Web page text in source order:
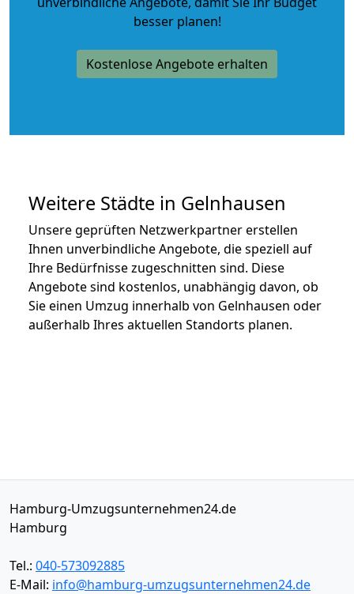
besser planen!
Kostenlose Angebote erhalten
Weitere Städte in Gelnhausen
Unsere geprüften Netzwerkpartner erstellen
Ihnen unverbindliche Angebote, die speziell auf
Ihre Bedürfnisse zugeschnitten sind. Diese
Angebote sind kostenlos, unabhängig davon, ob
Sie einen Umzug innerhalb von Gelnhausen oder
außerhalb Ihres aktuellen Standorts planen.
Hamburg-Umzugsunternehmen24.de
Hamburg
Tel.: 040-573092885
E-Mail: info@hamburg-umzugsunternehmen24.de